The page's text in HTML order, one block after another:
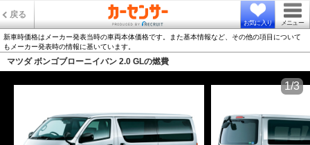
戻る
お気に入り メニュー
新車時価格はメーカー発表当時の車両本体価格です。また基本情報など、その他の項目について
もメーカー発表時の情報に基いています。
マツダ ボンゴブローニイバン 2.0 GLの燃費
1/3